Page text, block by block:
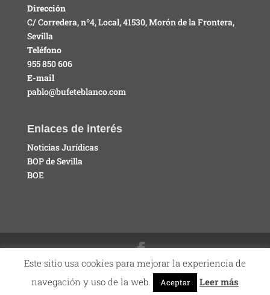
Dirección
C/ Corredera, nº4, Local, 41530, Morón de la Frontera,
Sevilla
Teléfono
955 850 606
E-mail
pablo@bufeteblanco.com
Enlaces de interés
Noticias Jurídicas
BOP de Sevilla
BOE
© 2026 Bufete Blanco AbogadosAviso Legal| Eweb
Diseño y PosicionamientoWeb para abogados
Este sitio usa cookies para mejorar la experiencia de
navegación y uso de la web.
Aceptar Leer más